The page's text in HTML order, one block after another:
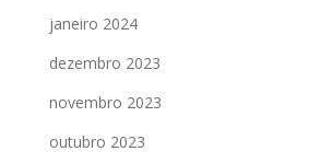
janeiro 2024
dezembro 2023
novembro 2023
outubro 2023